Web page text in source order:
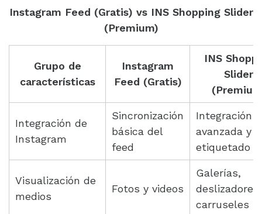
Instagram Feed (Gratis) vs INS Shopping Slider
(Premium)
Grupo de
características
Instagram
Feed (Gratis)
INS
Slider
Integración de
Instagram
Sincronización
básica del
feed
Integración
avanzada y
etiquetado
Visualización de
medios
Fotos y videos
Galerías,
deslizadores
carruseles